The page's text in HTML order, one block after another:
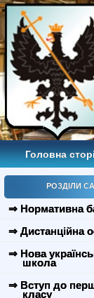
Головна
РОЗДІЛИ
⇒ Нормативна
⇒ Дистанційна
⇒ Нова
школа
⇒ Вступ до
класу